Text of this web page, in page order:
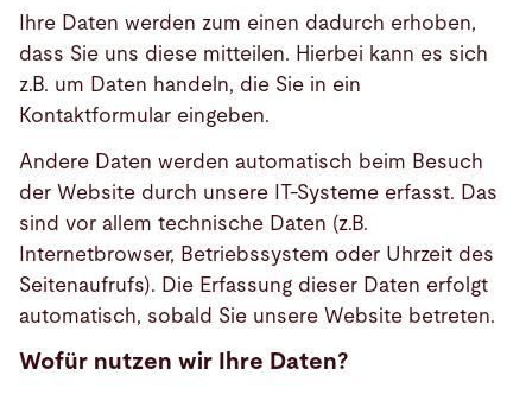
Ihre Daten werden zum einen dadurch erhoben,
dass Sie uns diese mitteilen. Hierbei kann es sich
z.B. um Daten handeln, die Sie in ein
Kontaktformular eingeben.
Andere Daten werden automatisch beim Besuch
der Website durch unsere IT-Systeme erfasst. Das
sind vor allem technische Daten (z.B.
Internetbrowser, Betriebssystem oder Uhrzeit des
Seitenaufrufs). Die Erfassung dieser Daten erfolgt
automatisch, sobald Sie unsere Website betreten.
Wofür nutzen wir Ihre Daten?